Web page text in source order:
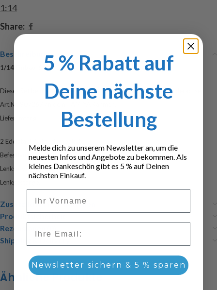
1:14
Share:
Beschreibung
1/14 Einbau-Set AG Vorderachse
Dieses Set beinhaltet alle Komponenten zum Montage der Vorderachse
Art.Nr. 907267 an dem TAMIYA Rahmen.
Lieferumfang:
2 Edelstahl Blattfedernpakete
Befestigungsmaterial
Lenkservohalterung (Stahl)
Lenkgestänge.
Zusätzliche Informationen
Produktsicherheit
Rezensionen (0)
Shipping & Delivery
Ähnliche Produkte
5 % Rabatt auf
Deine nächste
Bestellung
Melde dich zu unserem Newsletter an, um die
neuesten Infos und Angebote zu bekommen. Als
kleines Dankeschön gibt es 5 % auf Deinen
nächsten Einkauf.
Newsletter sichern & 5 % sparen